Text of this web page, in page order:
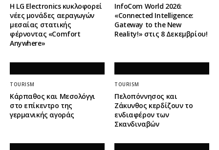
Η LG Electronics κυκλοφορεί
νέες μονάδες αεραγωγών
μεσαίας στατικής
φέρνοντας «Comfort
Anywhere»
InfoCom World 2026:
«Connected Intelligence:
Gateway to the New
Reality!» στις 8 Δεκεμβρίου!
TOURISM
Κάρπαθος και Μεσολόγγι
στο επίκεντρο της
γερμανικής αγοράς
TOURISM
Πελοπόννησος και
Ζάκυνθος κερδίζουν το
ενδιαφέρον των
Σκανδιναβών